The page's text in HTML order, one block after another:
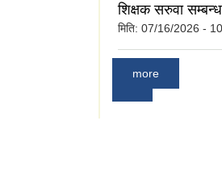
शिक्षक सरुवा
मिति: 07/16/2026 -
more